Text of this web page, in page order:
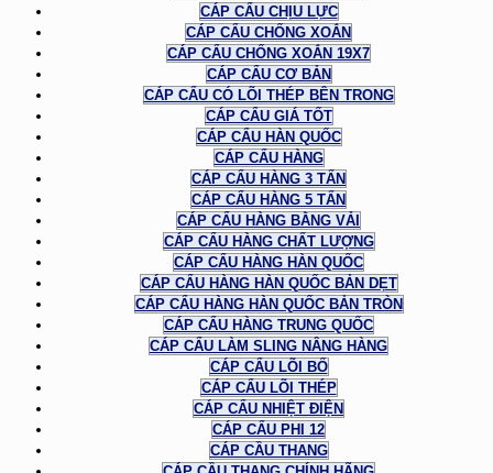
CÁP CẨU CHỊU LỰC
CÁP CẨU CHỐNG XOẮN
CÁP CẨU CHỐNG XOẮN 19X7
CÁP CẨU CƠ BẢN
CÁP CẨU CÓ LÕI THÉP BÊN TRONG
CÁP CẨU GIÁ TỐT
CÁP CẨU HÀN QUỐC
CÁP CẨU HÀNG
CÁP CẨU HÀNG 3 TẤN
CÁP CẨU HÀNG 5 TẤN
CÁP CẨU HÀNG BẰNG VẢI
CÁP CẨU HÀNG CHẤT LƯỢNG
CÁP CẨU HÀNG HÀN QUỐC
CÁP CẨU HÀNG HÀN QUỐC BẢN DẸT
CÁP CẨU HÀNG HÀN QUỐC BẢN TRÒN
CÁP CẨU HÀNG TRUNG QUỐC
CÁP CẨU LÀM SLING NÂNG HÀNG
CÁP CẨU LÕI BỐ
CÁP CẨU LÕI THÉP
CÁP CẨU NHIỆT ĐIỆN
CÁP CẨU PHI 12
CÁP CẦU THANG